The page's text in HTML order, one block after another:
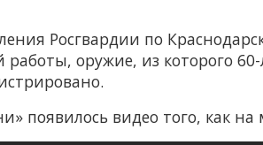
Росгвардии по
оружие, из которого
появилось видео того, как на